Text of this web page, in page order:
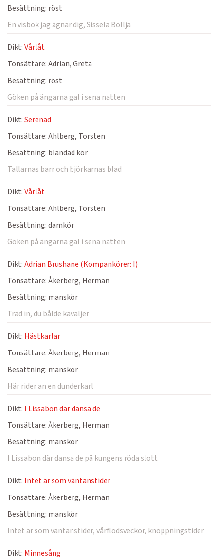
Besättning: röst
En visbok jag ägnar dig, Sissela Böllja
Dikt:Vårlåt
Tonsättare:Adrian, Greta
Besättning: röst
Göken på ängarna gal i sena natten
Dikt:Serenad
Tonsättare:Ahlberg, Torsten
Besättning: blandad kör
Tallarnas barr och björkarnas blad
Dikt:Vårlåt
Tonsättare:Ahlberg, Torsten
Besättning:damkör
Göken på ängarna gal i sena natten
Dikt:Adrian Brushane (Kompankörer: I)
Tonsättare:Åkerberg, Herman
Besättning: manskör
Träd in, du bålde kavaljer
Dikt: Hästkarlar
Tonsättare:Åkerberg, Herman
Besättning: manskör
Här rider an en dunderkarl
Dikt: I Lissabon där dansa de
Tonsättare:Åkerberg, Herman
Besättning: manskör
I Lissabon där dansa de på kungens röda slott
Dikt: Intet är som väntanstider
Tonsättare:Åkerberg, Herman
Besättning: manskör
Intet är som väntanstider, vårflodsveckor, knoppningstider
Dikt: Minnesång